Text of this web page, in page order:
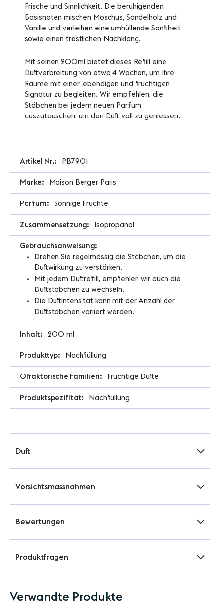
Frische und Sinnlichkeit. Die beruhigenden
Basisnoten mischen Moschus, Sandelholz und
Vanille und verleihen eine umhüllende Sanftheit
sowie einen tröstlichen Nachklang.
Mit seinen 200ml bietet dieses Refill eine
Duftverbreitung von etwa 4 Wochen, um Ihre
Räume mit einer lebendigen und fruchtigen
Signatur zu begleiten. Wir empfehlen, die
Stäbchen bei jedem neuen Parfum
auszutauschen, um den Duft voll zu geniessen.
PB7901
Maison Berger Paris
Sonnige Früchte
Isopropanol
Drehen Sie regelmässig die Stäbchen, um die
Duftwirkung zu verstärken.
Mit jedem Duftrefill, empfehlen wir auch die
Duftstäbchen zu wechseln.
Die Duftintensität kann mit der Anzahl der
Duftstäbchen variiert werden.
200 ml
Nachfüllung
Fruchtige Düfte
Nachfüllung
Duft
Vorsichtsmassnahmen
Bewertungen
Produktfragen
Verwandte Produkte